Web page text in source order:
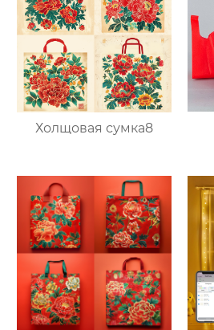
Холщовая сумка8